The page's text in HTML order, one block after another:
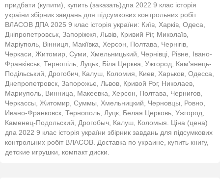
придбати (купити), купить (заказать)дпа 2022 9 клас історія
україни збірник завдань для підсумкових контрольних робіт
ВЛАСОВ ДПА 2025 9 клас історія україни: Київ, Харків, Одеса,
Дніпропетровськ, Запоріжжя, Львів, Кривий Ріг, Миколаїв,
Маріуполь, Вінниця, Макіївка, Херсон, Полтава, Чернігів,
Черкаси, Житомир, Суми, Хмельницький, Чернівці, Рівне, Івано-
Франківськ, Тернопіль, Луцьк, Біла Церква, Ужгород, Кам'янець-
Подільський, Дрогобич, Калуш, Коломия, Киев, Харьков, Одесса,
Днепропетровск, Запорожье, Львов, Кривой Рог, Николаев,
Мариуполь, Винница, Макеевка, Херсон, Полтава, Чернигов,
Черкассы, Житомир, Суммы, Хмельницкий, Черновцы, Ровно,
Ивано-Франковск, Тернополь, Луцк, Белая Церковь, Ужгород,
Каменец-Подольский, Дрогобыч, Калуш, Коломыя. Ціна (цена)
дпа 2022 9 клас історія україни збірник завдань для підсумкових
контрольних робіт ВЛАСОВ. Доставка по украине, купить книгу,
детские игрушки, компакт диски.